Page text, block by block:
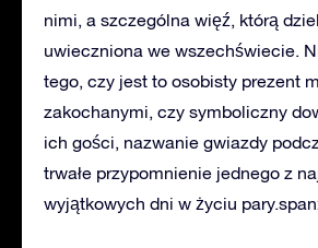
nimi, a szczególna więź, którą
uwieczniona we wszechświecie.
tego, czy jest to osobisty prezent
zakochanymi, czy symboliczny
ich gości, nazwanie gwiazdy
trwałe przypomnienie jednego z
wyjątkowych dni w życiu